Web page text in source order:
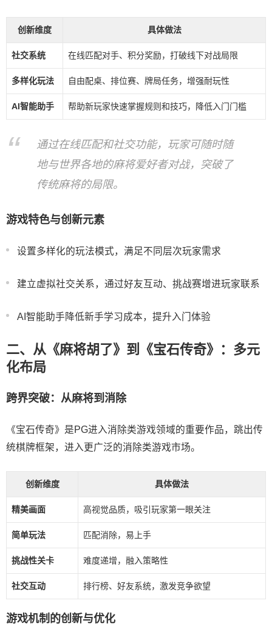
创新维度 具体做法
社交系统 在线匹配对手、积分奖励，打破线下对战局限
多样化玩法 自由配桌、排位赛、牌局任务，增强耐玩性
AI智能助手 帮助新玩家快速掌握规则和技巧，降低入门门槛
通过在线匹配和社交功能，玩家可随时随
地与世界各地的麻将爱好者对战，突破了
传统麻将的局限。
游戏特色与创新元素
设置多样化的玩法模式，满足不同层次玩家需求
建立虚拟社交关系，通过好友互动、挑战赛增进玩家联系
AI智能助手降低新手学习成本，提升入门体验
二、从《麻将胡了》到《宝石传奇》：多元
化布局
跨界突破：从麻将到消除
《宝石传奇》是PG进入消除类游戏领域的重要作品，跳出传
统棋牌框架，进入更广泛的消除类游戏市场。
创新维度 具体做法
精美画面 高视觉品质，吸引玩家第一眼关注
简单玩法 匹配消除，易上手
挑战性关卡 难度递增，融入策略性
社交互动 排行榜、好友系统，激发竞争欲望
游戏机制的创新与优化